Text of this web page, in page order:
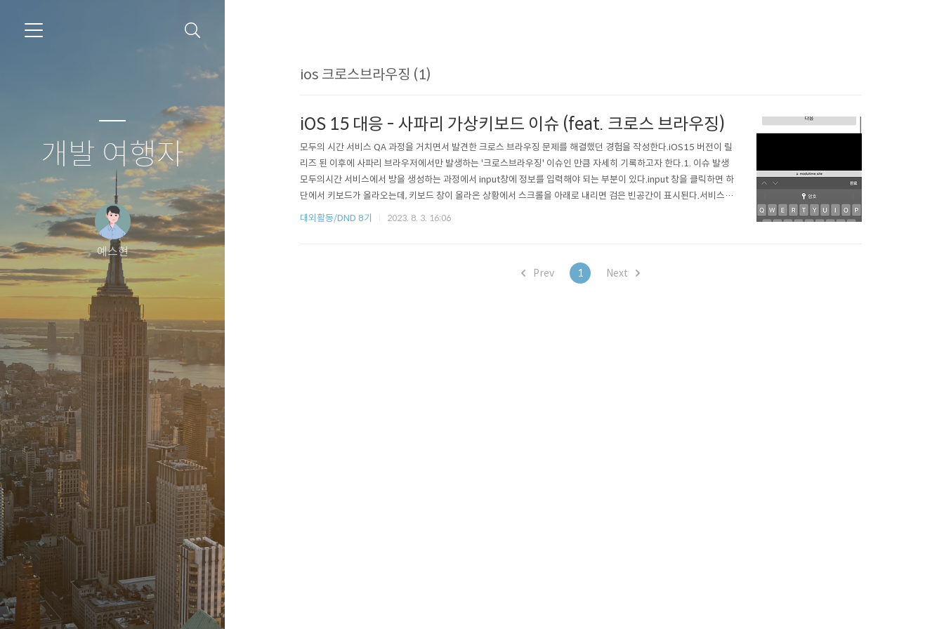
개발 여행자
예스현
ios 크로스브라우징 (1)
iOS 15 대응 - 사파리 가상키보드 이슈 (feat. 크로스 브라우징)
모두의 시간 서비스 QA 과정을 거치면서 발견한 크로스 브라우징 문제를 해결했던 경험을 작성한다.iOS15 버전이 릴
리즈 된 이후에 사파리 브라우저에서만 발생하는 '크로스브라우징' 이슈인 만큼 자세히 기록하고자 한다.1. 이슈 발생
모두의시간 서비스에서 방을 생성하는 과정에서 input창에 정보를 입력해야 되는 부분이 있다.input 창을 클릭하면 하
단에서 키보드가 올라오는데, 키보드 창이 올라온 상황에서 스크롤을 아래로 내리면 검은 빈공간이 표시된다.서비스 사
용에는 문제가 없지만, 사용자의 경험을 헤칠 수 있는 문제가 있기에 이를 해결하고자 했다.파악한 이슈는 다음과 같다.
대외활동/DND 8기 2023. 8. 3. 16:06
Prev 1 Next